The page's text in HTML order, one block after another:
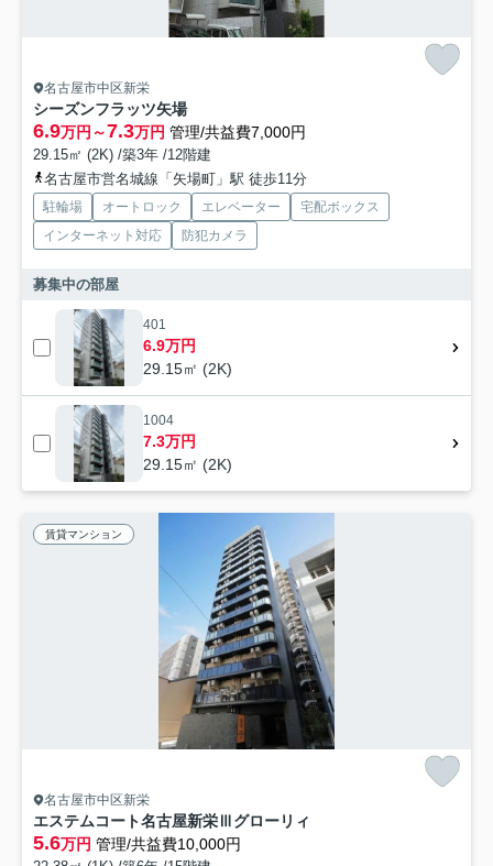
名古屋市中区新栄
シーズンフラッツ矢場
6.9万円～7.3万円 管理/共益費7,000円
29.15㎡ (2K) /築3年 /12階建
名古屋市営名城線「矢場町」駅 徒歩11分
駐輪場 オートロック エレベーター
宅配ボックス
インターネット対応
防犯カメラ
募集中の部屋
401
6.9万円
29.15㎡ (2K)
1004
7.3万円
29.15㎡ (2K)
賃貸マンション
名古屋市中区新栄
エステムコート名古屋新栄Ⅲグローリィ
5.6万円 管理/共益費10,000円